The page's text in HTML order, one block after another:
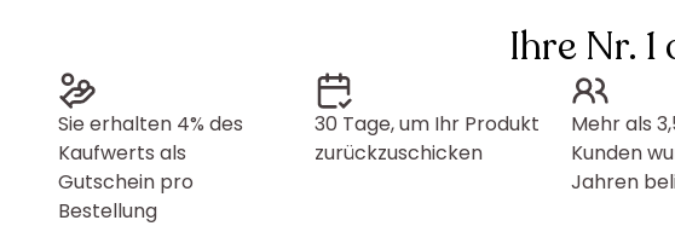
Ihre Nr.
Sie erhalten 4% des
Kaufwerts als
Gutschein pro
Bestellung
30 Tage, um Ihr Produkt
zurückzuschicken
Mehr als
Kunden
Jahren